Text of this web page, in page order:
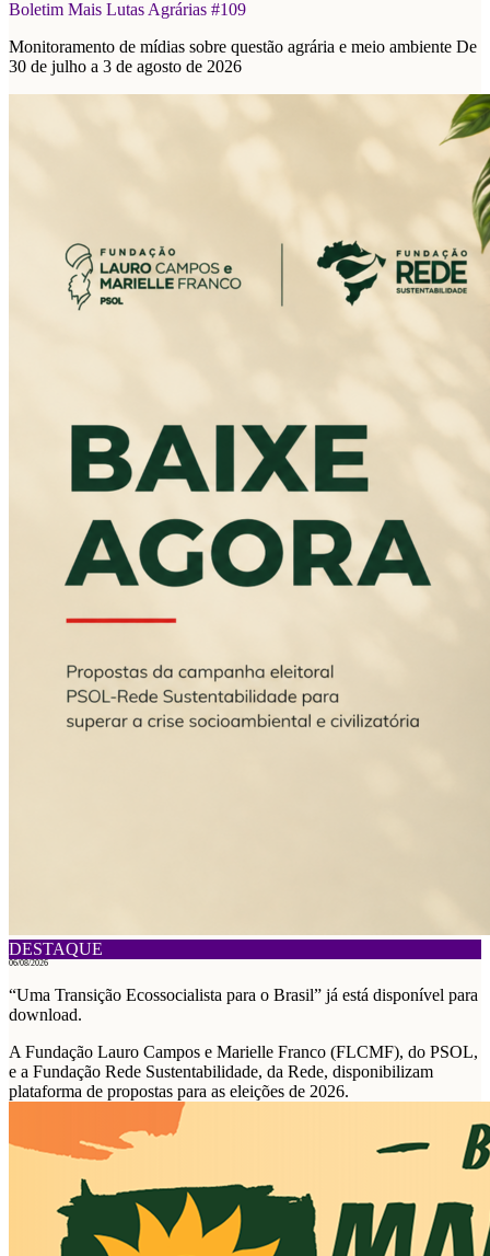
Boletim Mais Lutas Agrárias #109
Monitoramento de mídias sobre questão agrária e meio ambiente De
30 de julho a 3 de agosto de 2026
DESTAQUE
06/08/2026
“Uma Transição Ecossocialista para o Brasil” já está disponível para
download.
A Fundação Lauro Campos e Marielle Franco (FLCMF), do PSOL,
e a Fundação Rede Sustentabilidade, da Rede, disponibilizam
plataforma de propostas para as eleições de 2026.